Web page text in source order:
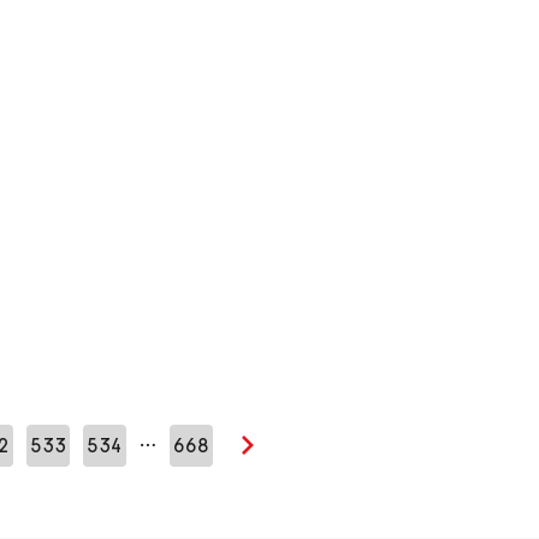
533 534 … 668